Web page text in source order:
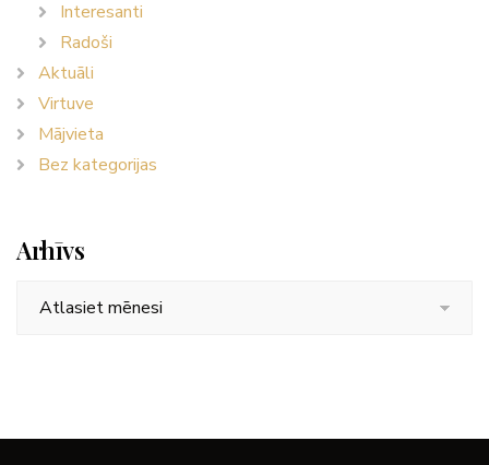
Interesanti
Radoši
Aktuāli
Virtuve
Mājvieta
Bez kategorijas
Arhīvs